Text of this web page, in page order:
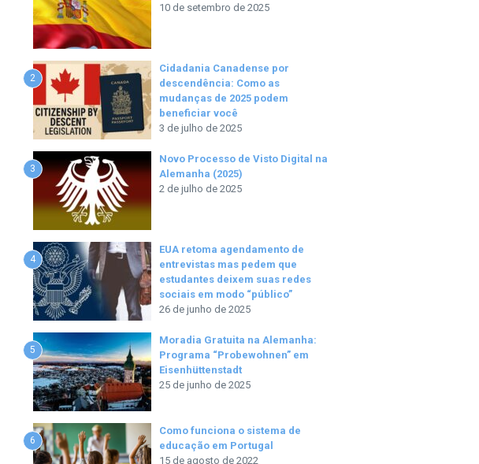
10 de setembro de 2025
2
Cidadania Canadense por
descendência: Como as
mudanças de 2025 podem
beneficiar você
3 de julho de 2025
3
Novo Processo de Visto Digital na
Alemanha (2025)
2 de julho de 2025
4
EUA retoma agendamento de
entrevistas mas pedem que
estudantes deixem suas redes
sociais em modo “público”
26 de junho de 2025
5
Moradia Gratuita na Alemanha:
Programa “Probewohnen” em
Eisenhüttenstadt
25 de junho de 2025
6
Como funciona o sistema de
educação em Portugal
15 de agosto de 2022